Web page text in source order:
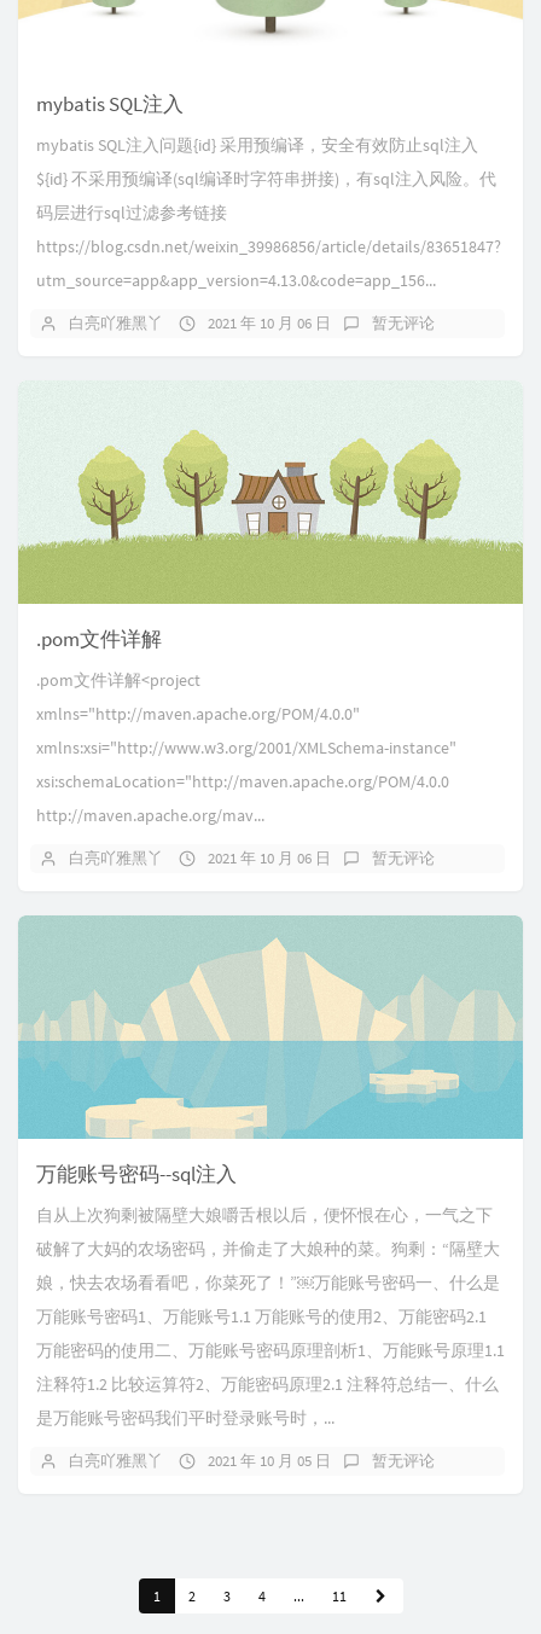
mybatis SQL注入
mybatis SQL注入问题{id} 采用预编译，安全有效防止sql注入
${id} 不采用预编译(sql编译时字符串拼接)，有sql注入风险。代
码层进行sql过滤参考链接
https://blog.csdn.net/weixin_39986856/article/details/83651847?
utm_source=app&app_version=4.13.0&code=app_156...
白亮吖雅黑丫 2021 年 10 月 06 日 暂无评论
.pom文件详解
.pom文件详解<project
xmlns="http://maven.apache.org/POM/4.0.0"
xmlns:xsi="http://www.w3.org/2001/XMLSchema-instance"
xsi:schemaLocation="http://maven.apache.org/POM/4.0.0
http://maven.apache.org/mav...
白亮吖雅黑丫 2021 年 10 月 06 日 暂无评论
万能账号密码--sql注入
自从上次狗剩被隔壁大娘嚼舌根以后，便怀恨在心，一气之下
破解了大妈的农场密码，并偷走了大娘种的菜。狗剩：“隔壁大
娘，快去农场看看吧，你菜死了！”￼万能账号密码一、什么是
万能账号密码1、万能账号1.1 万能账号的使用2、万能密码2.1
万能密码的使用二、万能账号密码原理剖析1、万能账号原理1.1
注释符1.2 比较运算符2、万能密码原理2.1 注释符总结一、什么
是万能账号密码我们平时登录账号时，...
白亮吖雅黑丫 2021 年 10 月 05 日 暂无评论
1 2 3 4 ... 11